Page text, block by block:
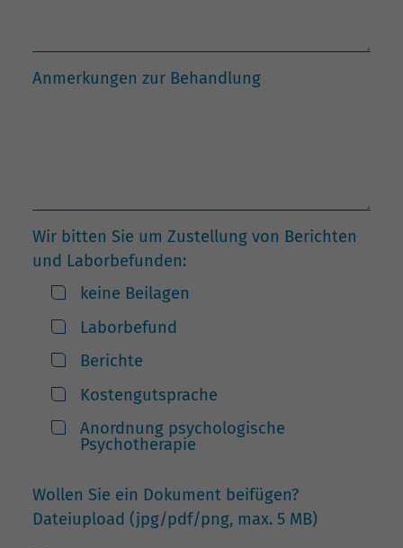
Anmerkungen zur Behandlung
Wir bitten Sie um Zustellung von Berichten
und Laborbefunden:
keine Beilagen
Laborbefund
Berichte
Kostengutsprache
Anordnung psychologische
Psychotherapie
Wollen Sie ein Dokument beifügen?
Dateiupload (jpg/pdf/png, max. 5 MB)